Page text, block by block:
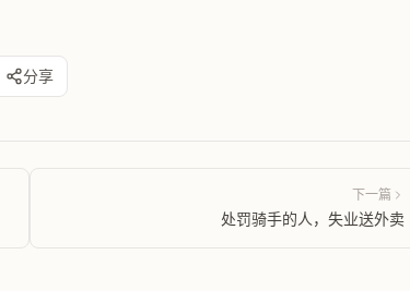
分享
下一篇
处罚骑手的人，失业送外卖